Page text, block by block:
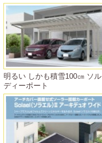
明るい しかも積雪100㎝ ソル
ディーポート